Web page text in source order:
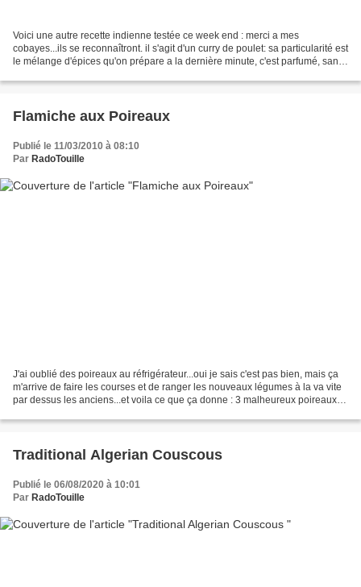
Voici une autre recette indienne testée ce week end : merci a mes
cobayes...ils se reconnaîtront. il s'agit d'un curry de poulet: sa particularité est
le mélange d'épices qu'on prépare a la dernière minute, c'est parfumé, sans
Flamiche aux Poireaux
Publié le 11/03/2010 à 08:10
Par RadoTouille
J'ai oublié des poireaux au réfrigérateur...oui je sais c'est pas bien, mais ça
m'arrive de faire les courses et de ranger les nouveaux légumes à la va vite
par dessus les anciens...et voila ce que ça donne : 3 malheureux poireaux a
Traditional Algerian Couscous
Publié le 06/08/2020 à 10:01
Par RadoTouille